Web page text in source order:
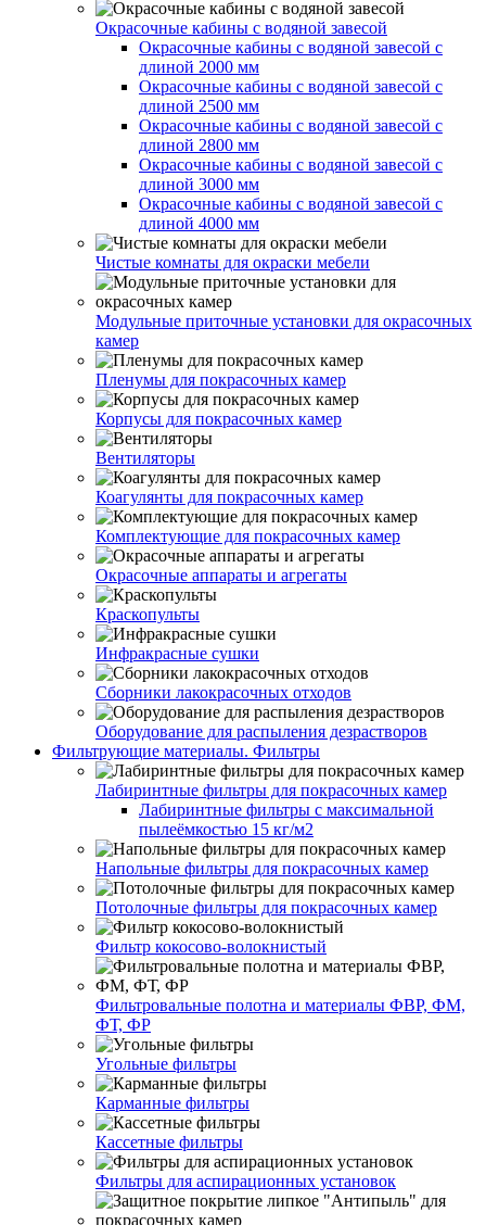
Окрасочные кабины с водяной завесой
Окрасочные кабины с водяной завесой с
длиной 2000 мм
Окрасочные кабины с водяной завесой с
длиной 2500 мм
Окрасочные кабины с водяной завесой с
длиной 2800 мм
Окрасочные кабины с водяной завесой с
длиной 3000 мм
Окрасочные кабины с водяной завесой с
длиной 4000 мм
Чистые комнаты для окраски мебели
Модульные приточные установки для окрасочных
камер
Пленумы для покрасочных камер
Корпусы для покрасочных камер
Вентиляторы
Коагулянты для покрасочных камер
Комплектующие для покрасочных камер
Окрасочные аппараты и агрегаты
Краскопульты
Инфракрасные сушки
Сборники лакокрасочных отходов
Оборудование для распыления дезрастворов
Фильтрующие материалы. Фильтры
Лабиринтные фильтры для покрасочных камер
Лабиринтные фильтры с максимальной
пылеёмкостью 15 кг/м2
Напольные фильтры для покрасочных камер
Потолочные фильтры для покрасочных камер
Фильтр кокосово-волокнистый
Фильтровальные полотна и материалы ФВР, ФМ,
ФТ, ФР
Угольные фильтры
Карманные фильтры
Кассетные фильтры
Фильтры для аспирационных установок